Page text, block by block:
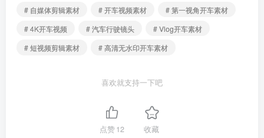
# 自媒体剪辑素材
# 开车视频素材
# 第一视角开车素材
# 4K开车视频
# 汽车行驶镜头
# Vlog开车素材
# 短视频剪辑素材
# 高清无水印开车素材
喜欢就支持一下吧
点赞12 收藏